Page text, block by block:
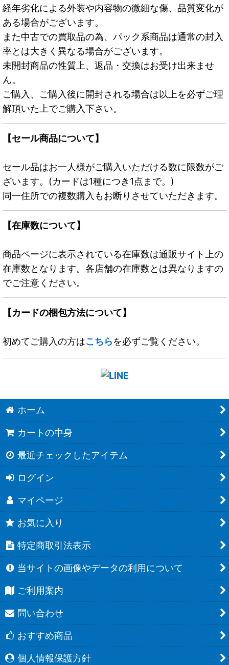
経年劣化による外装や内容物の微細な傷、品質変化が
ある場合がございます。
また中古での買取品の為、パック系商品は通常の封入
率とは大きく異なる場合がございます。
未開封商品の性質上、返品・交換はお受け出来ませ
ん。
ご購入、ご購入後に開封される場合は以上を必ずご理
解頂いた上でご購入下さい。
【セール商品について】
セール品はお一人様がご購入いただける数に限数がご
ざいます。(カードは1種につき1点まで。)
同一住所での複数購入もお断りさせていただきます。
【在庫数について】
商品ページに表示されている在庫数は通販サイト上の
在庫数となります。各店舗の在庫数とは異なりますの
でご注意ください。
【カードの梱包方法について】
初めてご購入の方はこちらを必ずご覧ください。
ホーム
カートの中身
最近チェックしたアイテム
ログイン
マイページ
お気に入り
特定商取引法表示
当サイトの画像やデータの利用について
ご利用案内
問い合わせ
おすすめ商品
個人情報保護方針